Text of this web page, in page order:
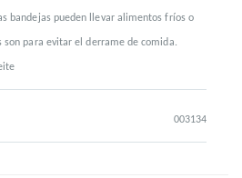
bandejas pueden llevar alimentos fríos o
son para evitar el derrame de comida.
003134